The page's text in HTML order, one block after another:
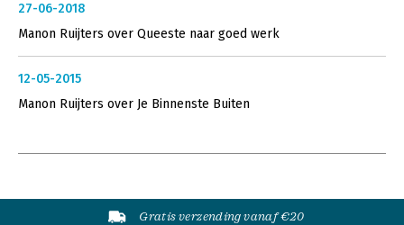
27-06-2018
Manon Ruijters over Queeste naar goed werk
12-05-2015
Manon Ruijters over Je Binnenste Buiten
Gratis verzending vanaf €20